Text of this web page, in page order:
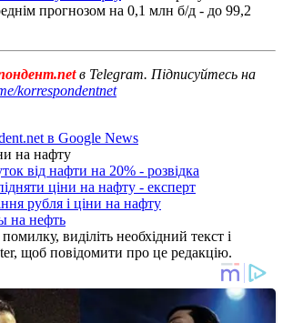
прогнозом на 0,1 млн б/д - до 99,2
в Telegram. Підписуйтесь на
korrespondentnet
в Google News
на нафту
від нафти на 20% - розвідка
ціни на нафту - експерт
рубля і ціни на нафту
на нефть
виділіть необхідний текст і
щоб повідомити про це редакцію.